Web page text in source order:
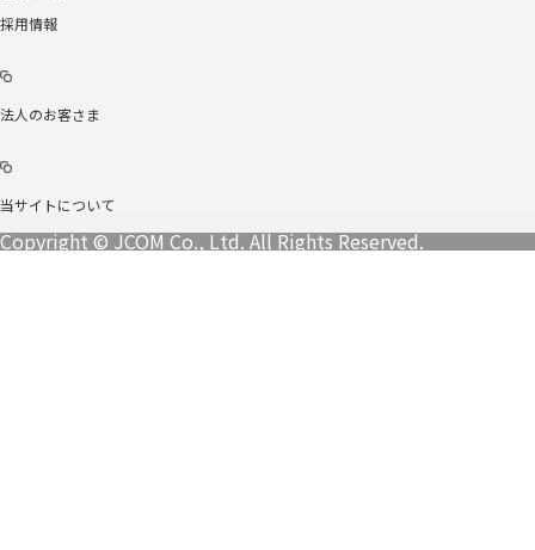
採用情報
法人のお客さま
当サイトについて
Copyright © JCOM Co., Ltd. All Rights Reserved.